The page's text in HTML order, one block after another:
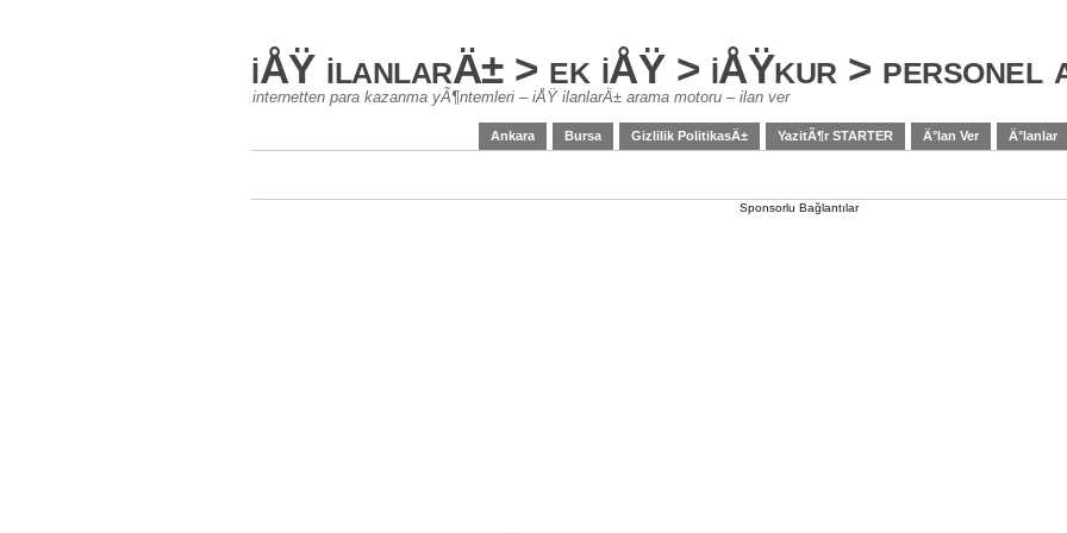
iÅŸ ilanlarÄ± > ek iÅŸ > iÅŸkur > personel
internetten para kazanma yÃ¶ntemleri – iÅŸ ilanlarÄ± arama motoru – ilan ver
Ankara Bursa Gizlilik PolitikasÄ± YazitÃ¶r STARTER Ä°lan Ver Ä°lanlar
Sponsorlu Bağlantılar